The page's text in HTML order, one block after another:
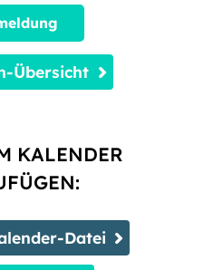
Übersicht
KALENDER
Datei